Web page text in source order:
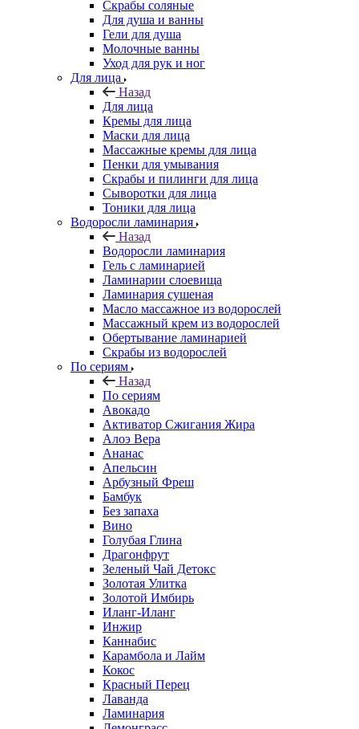
Скрабы соляные
Для душа и ванны
Гели для душа
Молочные ванны
Уход для рук и ног
Для лица
Назад
Для лица
Кремы для лица
Маски для лица
Массажные кремы для лица
Пенки для умывания
Скрабы и пилинги для лица
Сыворотки для лица
Тоники для лица
Водоросли ламинария
Назад
Водоросли ламинария
Гель с ламинарией
Ламинарии слоевища
Ламинария сушеная
Масло массажное из водорослей
Массажный крем из водорослей
Обертывание ламинарией
Скрабы из водорослей
По сериям
Назад
По сериям
Авокадо
Активатор Сжигания Жира
Алоэ Вера
Ананас
Апельсин
Арбузный Фреш
Бамбук
Без запаха
Вино
Голубая Глина
Драгонфрут
Зеленый Чай Детокс
Золотая Улитка
Золотой Имбирь
Иланг-Иланг
Инжир
Каннабис
Карамбола и Лайм
Кокос
Красный Перец
Лаванда
Ламинария